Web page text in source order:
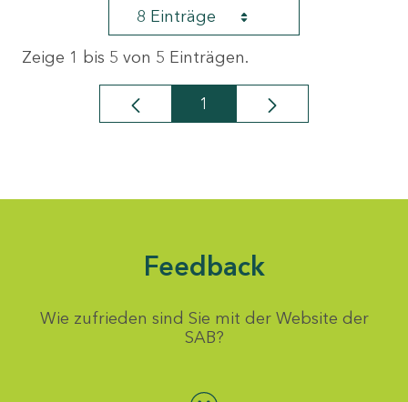
8 Einträge
Zeige 1 bis 5 von 5 Einträgen.
Seite
1
Feedback
Wie zufrieden sind Sie mit der Website der
SAB?
Bewertung auswählen